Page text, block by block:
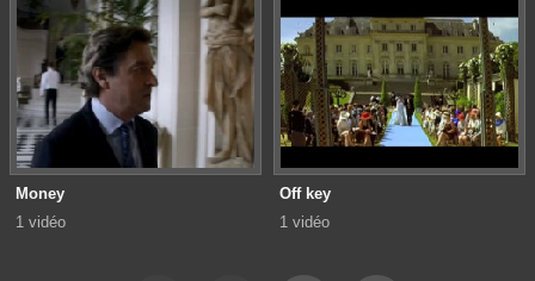
Money
1 vidéo
Off key
1 vidéo